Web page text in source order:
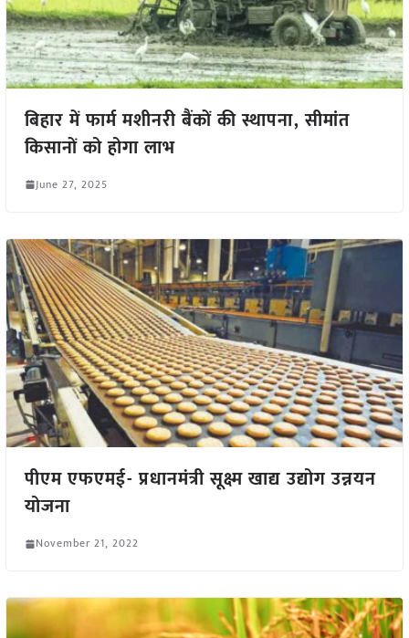
बिहार में फार्म मशीनरी बैंकों की स्थापना, सीमांत
किसानों को होगा लाभ
June 27, 2025
पीएम एफएमई- प्रधानमंत्री सूक्ष्म खाद्य उद्योग उन्नयन
योजना
November 21, 2022